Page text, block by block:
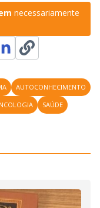
necessariamente
AUTOCONHECIMENTO
SAÚDE